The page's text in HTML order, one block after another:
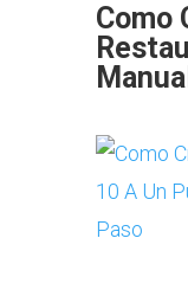
Como